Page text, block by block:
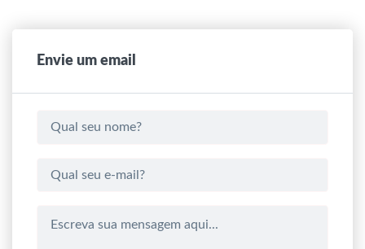
Envie um email